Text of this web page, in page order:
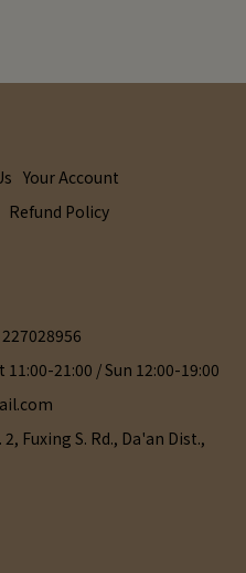
Your Account
Refund Policy
21:00 / Sun 12:00-19:00
2, Fuxing S. Rd., Da'an Dist.,